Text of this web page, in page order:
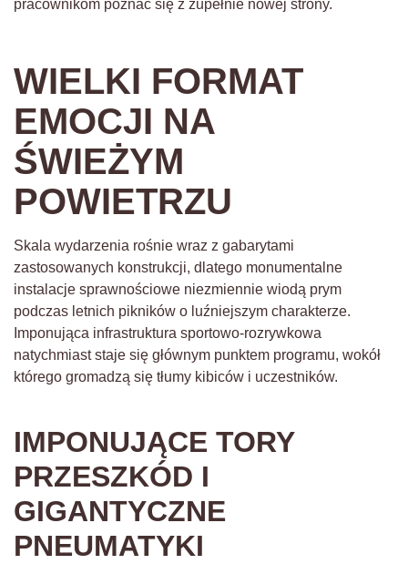
pracownikom poznać się z zupełnie nowej strony.
WIELKI FORMAT
EMOCJI NA
ŚWIEŻYM
POWIETRZU
Skala wydarzenia rośnie wraz z gabarytami
zastosowanych konstrukcji, dlatego monumentalne
instalacje sprawnościowe niezmiennie wiodą prym
podczas letnich pikników o luźniejszym charakterze.
Imponująca infrastruktura sportowo-rozrywkowa
natychmiast staje się głównym punktem programu, wokół
którego gromadzą się tłumy kibiców i uczestników.
IMPONUJĄCE TORY
PRZESZKÓD I
GIGANTYCZNE
PNEUMATYKI